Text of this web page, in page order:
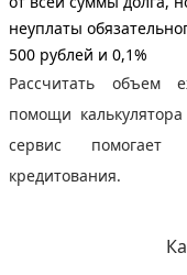
неуплаты
500 рублей и 0,1%
Рассчитать объем
помощи
сервис помогает
кредитования.